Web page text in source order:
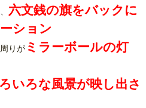
六文銭の旗をバックに
ション
りが ミラーボールの灯
いろな風景が映し出さ